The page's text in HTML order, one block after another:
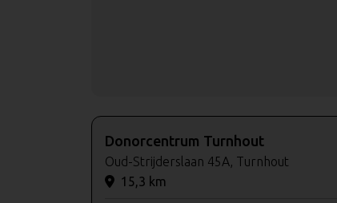
Donorcentrum Turnhout
Oud-Strijderslaan 45A, Turnhout
15,3 km